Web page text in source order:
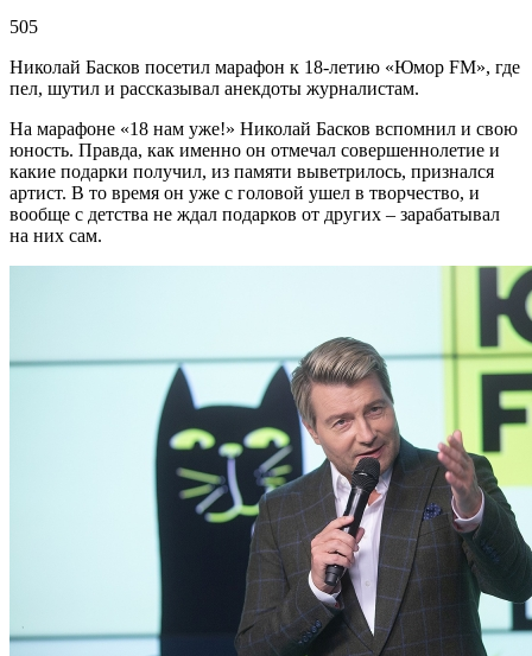
505
Николай Басков посетил марафон к 18-летию «Юмор FM», где
пел, шутил и рассказывал анекдоты журналистам.
На марафоне «18 нам уже!» Николай Басков вспомнил и свою
юность. Правда, как именно он отмечал совершеннолетие и
какие подарки получил, из памяти выветрилось, признался
артист. В то время он уже с головой ушел в творчество, и
вообще с детства не ждал подарков от других – зарабатывал
на них сам.